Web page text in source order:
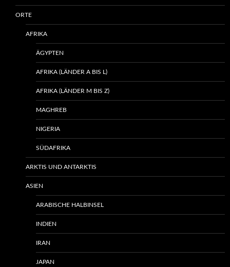
ORTE
AFRIKA
ÄGYPTEN
AFRIKA (LÄNDER A BIS L)
AFRIKA (LÄNDER M BIS Z)
MAGHREB
NIGERIA
SÜDAFRIKA
ARKTIS UND ANTARKTIS
ASIEN
ARABISCHE HALBINSEL
INDIEN
IRAN
JAPAN